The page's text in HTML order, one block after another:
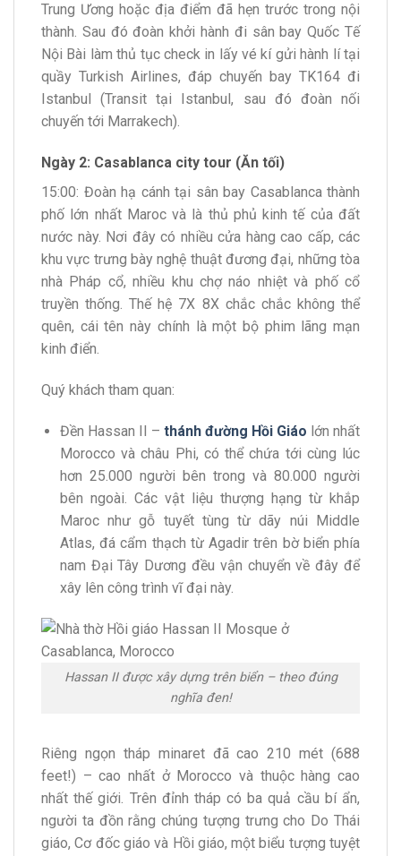
Trung Ương hoặc địa điểm đã hẹn trước trong nội
thành. Sau đó đoàn khởi hành đi sân bay Quốc Tế
Nội Bài làm thủ tục check in lấy vé kí gửi hành lí tại
quầy Turkish Airlines, đáp chuyến bay TK164 đi
Istanbul (Transit tại Istanbul, sau đó đoàn nối
chuyến tới Marrakech).
Ngày 2: Casablanca city tour (Ăn tối)
15:00: Đoàn hạ cánh tại sân bay Casablanca thành
phố lớn nhất Maroc và là thủ phủ kinh tế của đất
nước này. Nơi đây có nhiều cửa hàng cao cấp, các
khu vực trưng bày nghệ thuật đương đại, những tòa
nhà Pháp cổ, nhiều khu chợ náo nhiệt và phố cổ
truyền thống. Thế hệ 7X 8X chắc chắc không thể
quên, cái tên này chính là một bộ phim lãng mạn
kinh điển.
Quý khách tham quan:
Đền Hassan II – thánh đường Hồi Giáo lớn nhất
Morocco và châu Phi, có thể chứa tới cùng lúc
hơn 25.000 người bên trong và 80.000 người
bên ngoài. Các vật liệu thượng hạng từ khắp
Maroc như gỗ tuyết tùng từ dãy núi Middle
Atlas, đá cẩm thạch từ Agadir trên bờ biển phía
nam Đại Tây Dương đều vận chuyển về đây để
xây lên công trình vĩ đại này.
Hassan II được xây dựng trên biển – theo đúng
nghĩa đen!
Riêng ngọn tháp minaret đã cao 210 mét (688
feet!) – cao nhất ở Morocco và thuộc hàng cao
nhất thế giới. Trên đỉnh tháp có ba quả cầu bí ẩn,
người ta đồn rằng chúng tượng trưng cho Do Thái
giáo, Cơ đốc giáo và Hồi giáo, một biểu tượng tuyệt